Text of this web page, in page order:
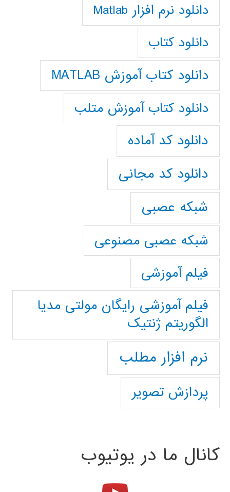
دانلود نرم افزار Matlab
دانلود کتاب
دانلود کتاب آموزش MATLAB
دانلود کتاب آموزش متلب
دانلود کد آماده
دانلود کد مجانی
شبکه عصبی
شبکه عصبی مصنوعی
فیلم آموزشی
فیلم آموزشی رایگان مولتی مدیا
الگوریتم ژنتیک
نرم افزار مطلب
پردازش تصویر
کانال ما در یوتیوب